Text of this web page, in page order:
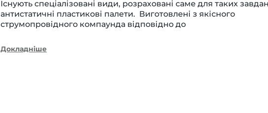
Існують спеціалізовані види, розраховані саме для таких
антистатичні пластикові палети. Виготовлені з якісного
струмопровідного компаунда відповідно до
Докладніше